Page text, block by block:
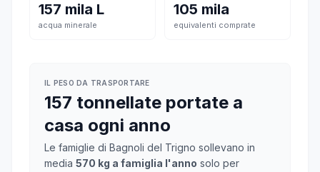
157 mila L
acqua minerale
105 mila
equivalenti comprate
IL PESO DA TRASPORTARE
157 tonnellate portate a
casa ogni anno
Le famiglie di Bagnoli del Trigno sollevano in
media 570 kg a famiglia l'anno solo per